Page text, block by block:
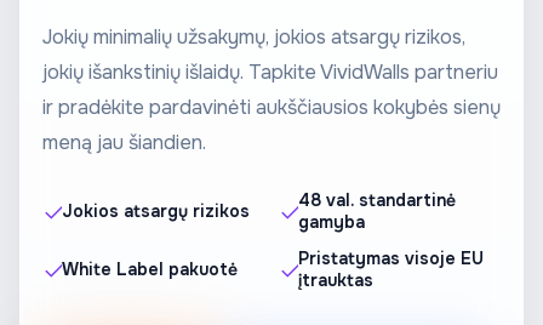
Jokių minimalių užsakymų, jokios atsargų rizikos,
jokių išankstinių išlaidų. Tapkite VividWalls partneriu
ir pradėkite pardavinėti aukščiausios kokybės sienų
meną jau šiandien.
Jokios atsargų rizikos
48 val. standartinė
gamyba
White Label pakuotė
Pristatymas visoje EU
įtrauktas